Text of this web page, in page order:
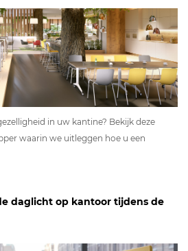
in uw kantine? Bekijk deze
waarin we uitleggen hoe u een
daglicht op kantoor tijdens de